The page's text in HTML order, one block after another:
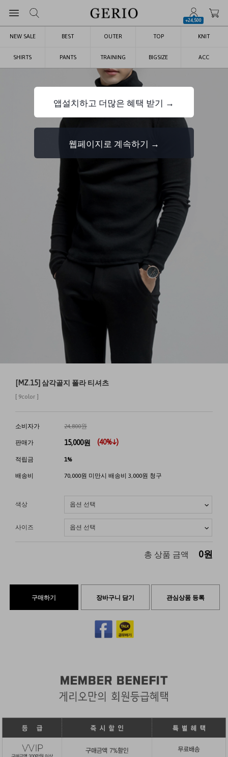
+24,500
NEW SALE BEST OUTER TOP KNIT
SHIRTS PANTS TRAINING BIGSIZE ACC
[MZ.15] 삼각골지 폴라 티셔츠
[ 9color ]
소비자가 24,800원
판매가 15,000원 (40%↓)
적립금 1%
배송비 70,000원 미만시 배송비 3,000원 청구
색상
사이즈
총 상품 금액 0원
구매하기 장바구니 담기 관심상품 등록
앱설치하고 더많은 혜택 받기 →
웹페이지로 계속하기 →